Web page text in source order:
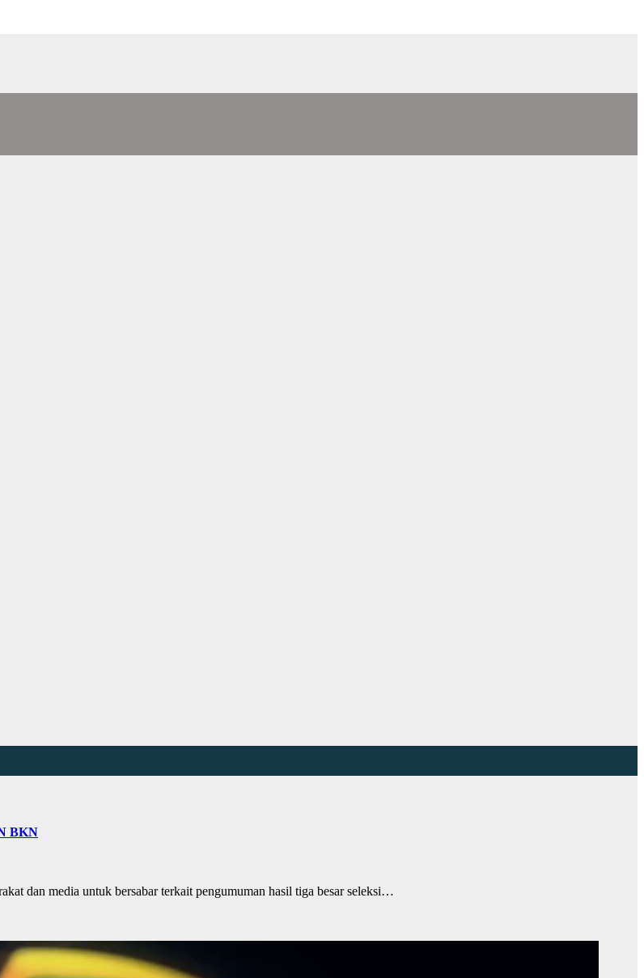
BKN
dan media untuk bersabar terkait pengumuman hasil tiga besar seleksi…